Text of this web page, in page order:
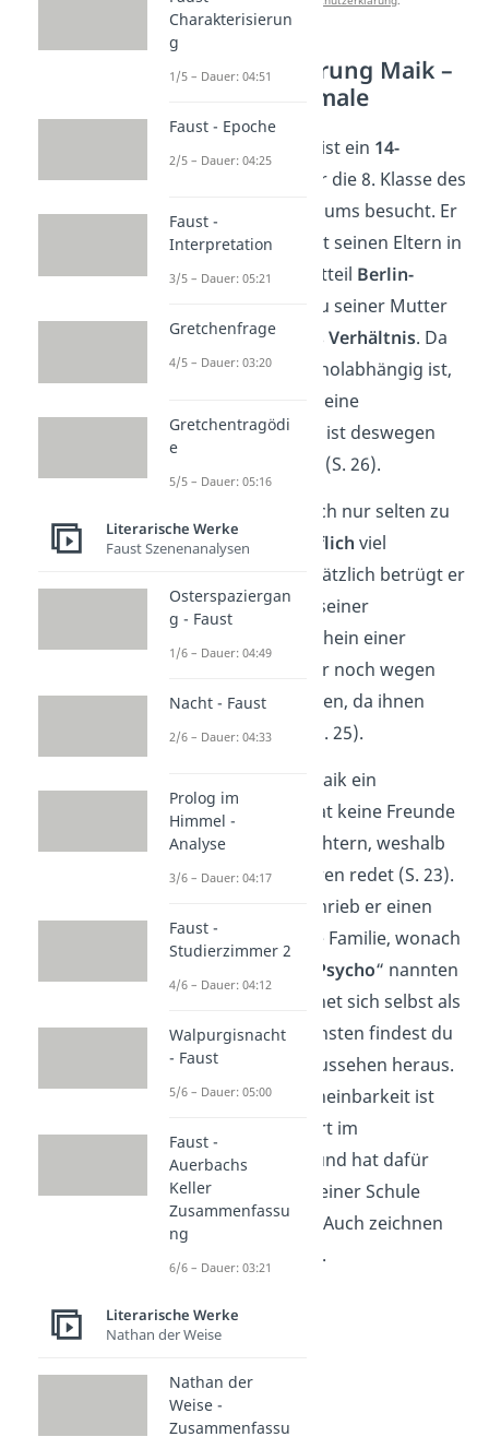
Charakterisierung Maik –
äußere Merkmale
Maik Klingenberg ist ein 14-
, der die 8. Klasse des
Hagecius-Gymnasiums besucht. Er
lebt zusammen mit seinen Eltern in
einerVillaim Stadtteil Berlin-
(S. 39). Zu seiner Mutter
hat Maik ein gutes Verhältnis. Da
sie allerdings alkoholabhängig ist,
muss sie häufig in eine
Entzugsklinikund ist deswegen
nicht oft zu Hause (S. 26).
Maiks Vater ist auch nur selten zu
Hause, da er
beruflich viel
unterwegs ist. Zusätzlich betrügt er
Maiks Mutter mit seiner
Assistentin. Der Schein einer
Familie besteht nur noch wegen
finanziellen Gründen, da ihnen
Insolvenzdroht (S. 25).
In der Schule ist Maik ein
Außenseiter
. Er hat keine Freunde
und ist eher schüchtern, weshalb
er kaum mit anderen redet (S. 23).
In der 6. Klasse schrieb er einen
Aufsatz über seine Familie, wonach
Psycho“ nannten
(S. 21). Er bezeichnet sich selbst als
„klein“, aber ansonsten findest du
nichts über sein Aussehen heraus.
Trotz seiner Unscheinbarkeit ist
Maik sehr talentiert im
Stabhochsprung
und hat dafür
einen Rekord an seiner Schule
aufgestellt (S. 36). Auch zeichnen
kann er gut (S. 59).
Charakterisierun
g
1/5 – Dauer: 04:51
Faust - Epoche
2/5 – Dauer: 04:25
Faust -
Interpretation
3/5 – Dauer: 05:21
Gretchenfrage
4/5 – Dauer: 03:20
Gretchentragödi
e
5/5 – Dauer: 05:16
Literarische Werke
Faust Szenenanalysen
Osterspaziergan
g - Faust
1/6 – Dauer: 04:49
Nacht - Faust
2/6 – Dauer: 04:33
Prolog im
Himmel -
Analyse
3/6 – Dauer: 04:17
Faust -
Studierzimmer 2
4/6 – Dauer: 04:12
Walpurgisnacht
- Faust
5/6 – Dauer: 05:00
Faust -
Auerbachs
Keller
Zusammenfassu
ng
6/6 – Dauer: 03:21
Literarische Werke
Nathan der Weise
Nathan der
Weise -
Zusammenfassu